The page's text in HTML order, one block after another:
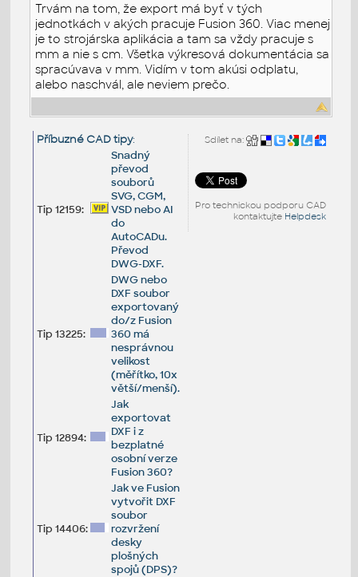
Trvám na tom, že export má byť v tých
jednotkách v akých pracuje Fusion 360. Viac menej
je to strojárska aplikácia a tam sa vždy pracuje s
mm a nie s cm. Všetka výkresová dokumentácia sa
spracúvava v mm. Vidím v tom akúsi odplatu,
alebo naschvál, ale neviem prečo.
Sdílet na:
Pro technickou podporu CAD
kontaktujte Helpdesk
Příbuzné CAD tipy:
Tip 12159:
Snadný
převod
souborů
SVG, CGM,
VSD nebo AI
do
AutoCADu.
Převod
DWG-DXF.
Tip 13225:
DWG nebo
DXF soubor
exportovaný
do/z Fusion
360 má
nesprávnou
velikost
(měřítko, 10x
větší/menší).
Tip 12894:
Jak
exportovat
DXF i z
bezplatné
osobní verze
Fusion 360?
Tip 14406:
Jak ve Fusion
vytvořit DXF
soubor
rozvržení
desky
plošných
spojů (DPS)?